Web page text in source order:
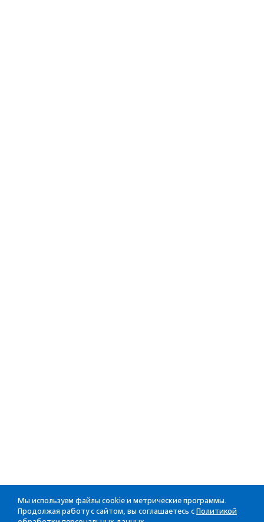
Мы используем файлы cookie и метрические программы.
Продолжая работу с сайтом, вы соглашаетесь с Политикой